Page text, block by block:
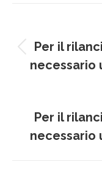
traPer il
necessario
Per il
necessario